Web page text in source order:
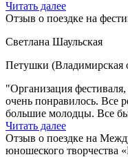
Читать далее
Отзыв о поездке на
Светлана Шаульская
Петушки (Владимирская
"Организация
очень понравилось. Все
большие молодцы. Все
Читать далее
Отзыв о поездке на
юношеского творчества